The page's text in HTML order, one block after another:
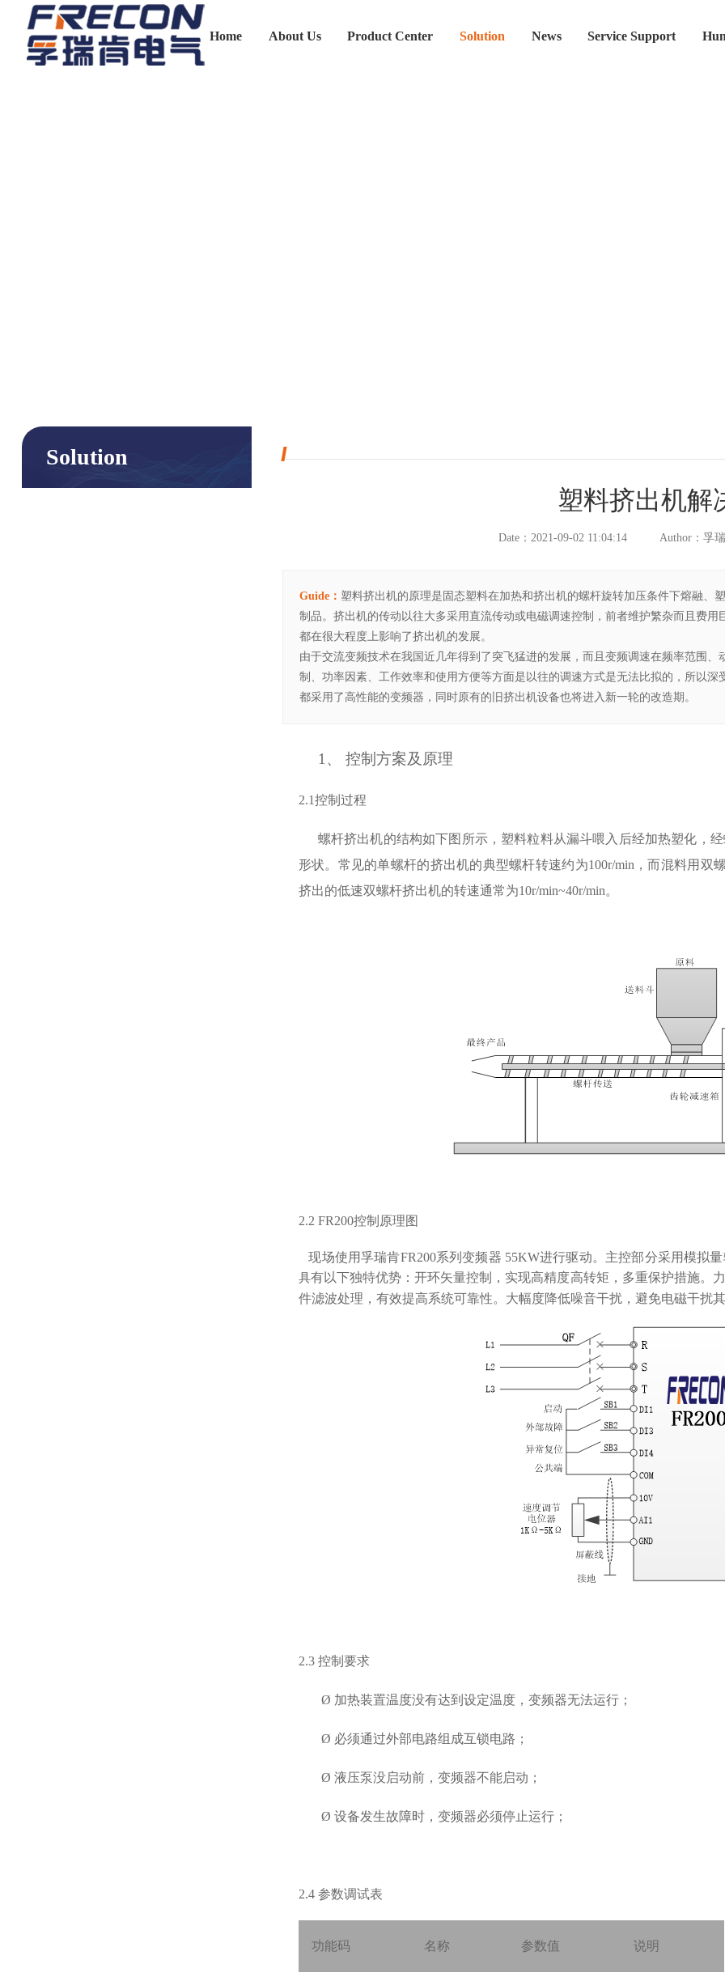
Home About Us Product Center Solution News Service Support
Solution
塑料挤出机解
Date：2021-09-02 11:04:14 Author：孚
Guide： 塑料挤出机的原理是固态塑料在加热和挤出机的螺杆旋转加压条件下熔融、
制品。挤出机的传动以往大多采用直流传动或电磁调速控制，前者维护繁杂而且费
都在很大程度上影响了挤出机的发展。
由于交流变频技术在我国近几年得到了突飞猛进的发展，而且变频调速在频率范围
制、功率因素、工作效率和使用方便等方面是以往的调速方式是无法比拟的，所以
都采用了高性能的变频器，同时原有的旧挤出机设备也将进入新一轮的改造期。
1、 控制方案及原理
2.1控制过程
螺杆挤出机的结构如下图所示，塑料粒料从漏斗喂入后经加热塑化，
形状。常见的单螺杆的挤出机的典型螺杆转速约为100r/min ，而混料用双
挤出的低速双螺杆挤出机的转速通常为10r/min~40r/min。
2.2 FR200控制原理图
现场使用孚瑞肯FR200系列变频器 55KW进行驱动。主控部分采用模拟
具有以下独特优势：开环矢量控制，实现高精度高转矩，多重保护措施。
件滤波处理，有效提高系统可靠性。大幅度降低噪音干扰，避免电磁干扰
2.3 控制要求
Ø 加热装置温度没有达到设定温度，变频器无法运行；
Ø 必须通过外部电路组成互锁电路；
Ø 液压泵没启动前，变频器不能启动；
Ø 设备发生故障时，变频器必须停止运行；
2.4 参数调试表
功能码 名称 参数值 说明